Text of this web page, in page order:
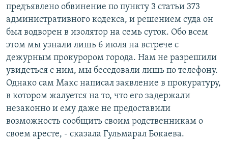
предъявлено обвинение по пункту 3 статьи 373
административного кодекса, и решением суда он
был водворен в изолятор на семь суток. Обо всем
этом мы узнали лишь 6 июля на встрече с
дежурным прокурором города. Нам не разрешили
увидеться с ним, мы беседовали лишь по телефону.
Однако сам Макс написал заявление в прокуратуру,
в котором жалуется на то, что его задержали
незаконно и ему даже не предоставили
возможность сообщить своим родственникам о
своем аресте, - сказала Гульмарал Бокаева.